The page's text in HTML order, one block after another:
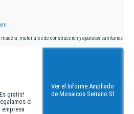
madera, materiales de construcción y aparatos sanitarios
gratis!
el
Ver el Informe Ampliado
de Mosaicos Serrano Sl